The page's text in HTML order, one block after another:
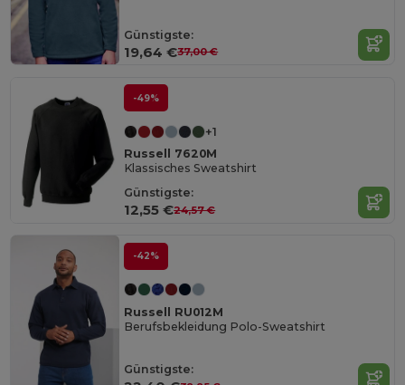
Günstigste:
19,64 €37,00 €
-49%
+1
Russell 7620M
Klassisches Sweatshirt
Günstigste:
12,55 €24,57 €
-42%
Russell RU012M
Berufsbekleidung Polo-Sweatshirt
Günstigste: